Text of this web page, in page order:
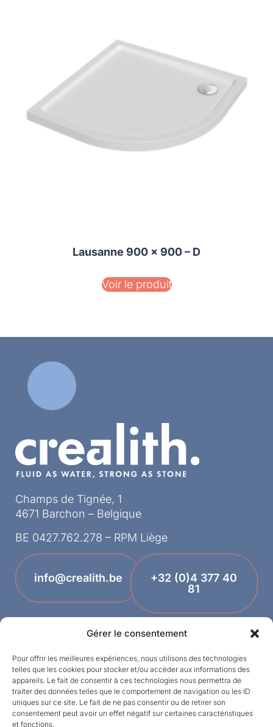
Gérer le consentement
Pour offrir les meilleures expériences, nous utilisons des technologies
telles que les cookies pour stocker et/ou accéder aux informations des
appareils. Le fait de consentir à ces technologies nous permettra de
traiter des données telles que le comportement de navigation ou les ID
uniques sur ce site. Le fait de ne pas consentir ou de retirer son
consentement peut avoir un effet négatif sur certaines caractéristiques
et fonctions.
Lausanne 900 x 900 – D
Voir le produit
Champs de Tignée, 1
4671 Barchon – Belgique
BE 0427.762.278 – RPM Liège
info@crealith.be
+32 (0)4 377 40
81
Termes et conditions